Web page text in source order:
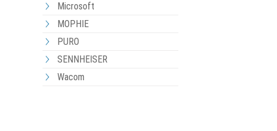
Microsoft
MOPHIE
PURO
SENNHEISER
Wacom